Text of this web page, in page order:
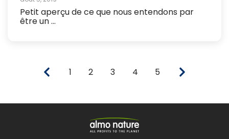
Petit aperçu de ce que nous entendons par
être un ...
1 2 3 4 5